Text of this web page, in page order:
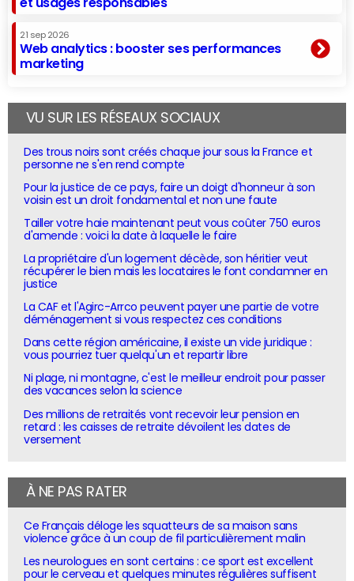
21 sep 2026
Web analytics : booster ses performances
marketing
VU SUR LES RÉSEAUX SOCIAUX
Des trous noirs sont créés chaque jour sous la France et
personne ne s'en rend compte
Pour la justice de ce pays, faire un doigt d'honneur à son
voisin est un droit fondamental et non une faute
Tailler votre haie maintenant peut vous coûter 750 euros
d'amende : voici la date à laquelle le faire
La propriétaire d'un logement décède, son héritier veut
récupérer le bien mais les locataires le font condamner en
justice
La CAF et l'Agirc-Arrco peuvent payer une partie de votre
déménagement si vous respectez ces conditions
Dans cette région américaine, il existe un vide juridique :
vous pourriez tuer quelqu'un et repartir libre
Ni plage, ni montagne, c'est le meilleur endroit pour passer
des vacances selon la science
Des millions de retraités vont recevoir leur pension en
retard : les caisses de retraite dévoilent les dates de
versement
À NE PAS RATER
Ce Français déloge les squatteurs de sa maison sans
violence grâce à un coup de fil particulièrement malin
Les neurologues en sont certains : ce sport est excellent
pour le cerveau et quelques minutes régulières suffisent